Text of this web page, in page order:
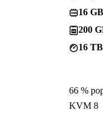
16 GB
200
16 TB
66 %
KVM 8